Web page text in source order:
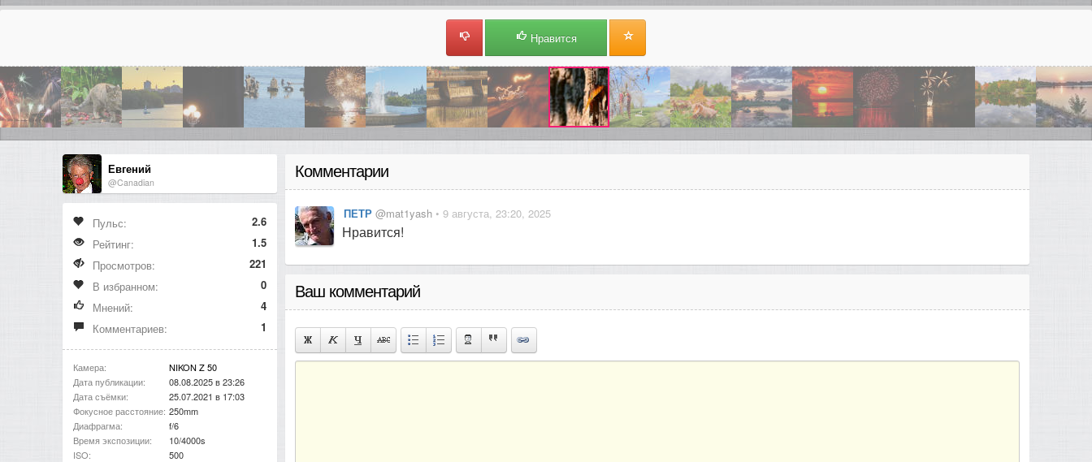
Нравится
Евгений
@Canadian
Пульс:
2.6
Рейтинг:
1.5
Просмотров:
221
В избранном:
0
Мнений:
4
Комментариев:
1
Камера:
NIKON Z 50
Дата публикации:
08.08.2025 в 23:26
Дата съёмки:
25.07.2021 в 17:03
Фокусное расстояние: 250mm
Диафрагма:
f/6
Время экспозиции:
10/4000s
ISO:
500
Комментарии
ПЕТР @mat1yash • 9 августа, 23:20, 2025
Нравится!
Ваш комментарий